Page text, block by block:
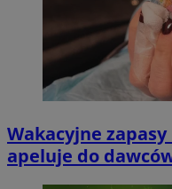
Wakacyjne
apeluje do